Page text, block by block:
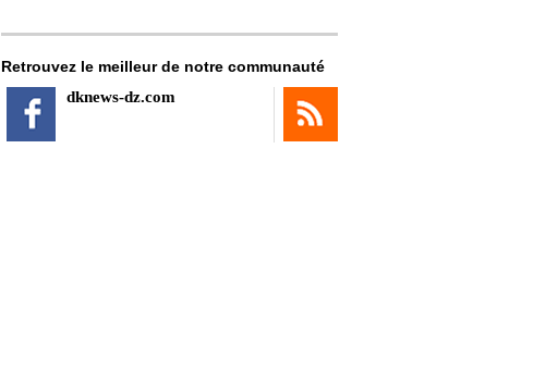
Retrouvez le meilleur de notre communauté
dknews-dz.com